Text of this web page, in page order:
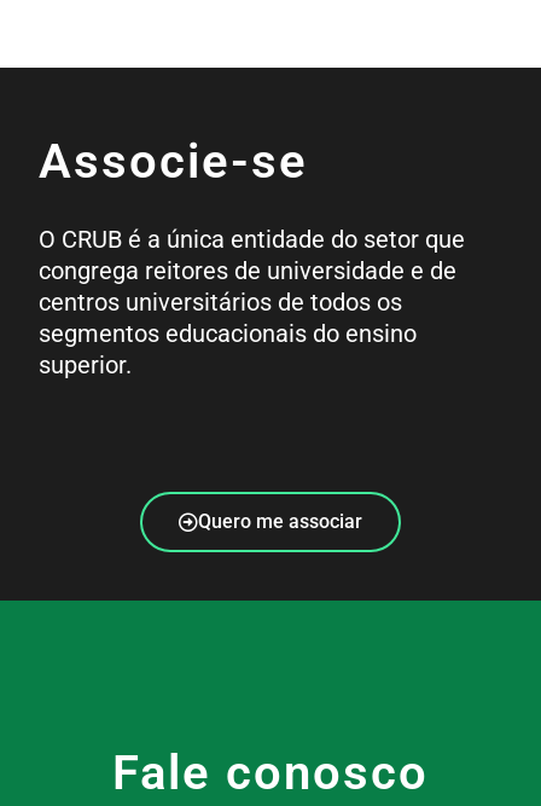
Associe-se
O CRUB é a única entidade do setor que
congrega reitores de universidade e de
centros universitários de todos os
segmentos educacionais do ensino
superior.
Quero me associar
Fale conosco